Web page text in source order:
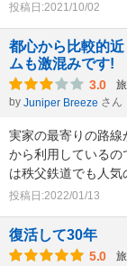
投稿日:2021/10/02
都心から比較的
ムも激混みです!
3.0
by Juniper Breeze さん
実家の最寄りの路
から利用しているの
は秩父鉄道でも人気
投稿日:2022/01/13
復活して30年
5.0